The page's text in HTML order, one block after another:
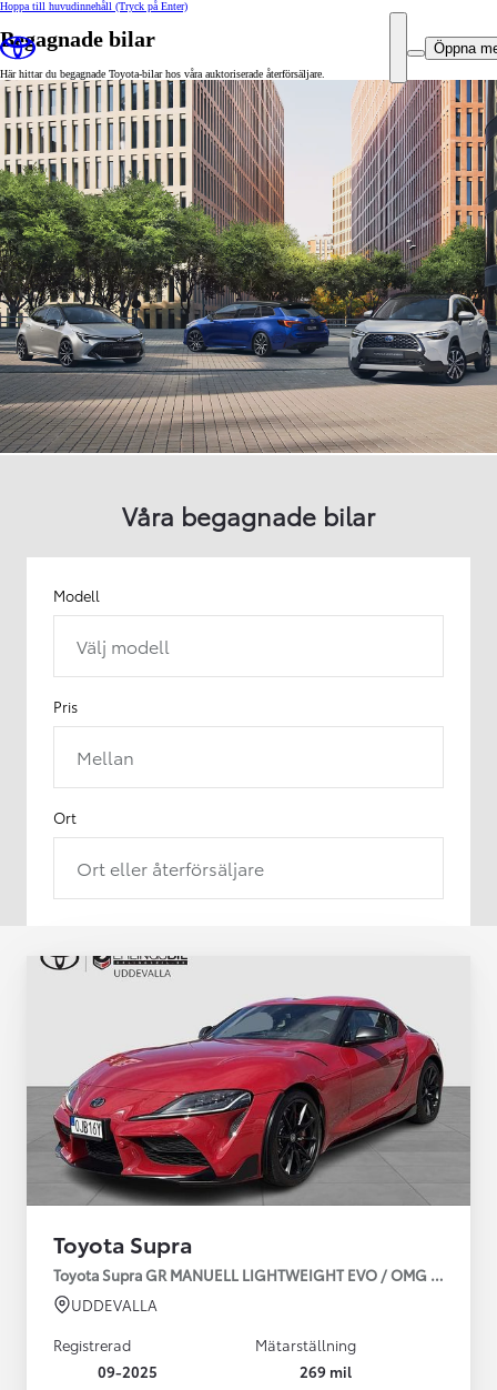
Hoppa till huvudinnehåll (Tryck på Enter)
Öppna
Begagnade bilar
Här hittar du begagnade Toyota-bilar hos våra auktoriserade återförsäljare.
Våra begagnade bilar
Modell
Välj modell
Pris
Mellan
Ort
Ort eller återförsäljare
Toyota Supra
Toyota Supra GR MANUELL LIGHTWEIGHT EVO / OMG LEV!
UDDEVALLA
Registrerad
09-2025
Mätarställning
269 mil